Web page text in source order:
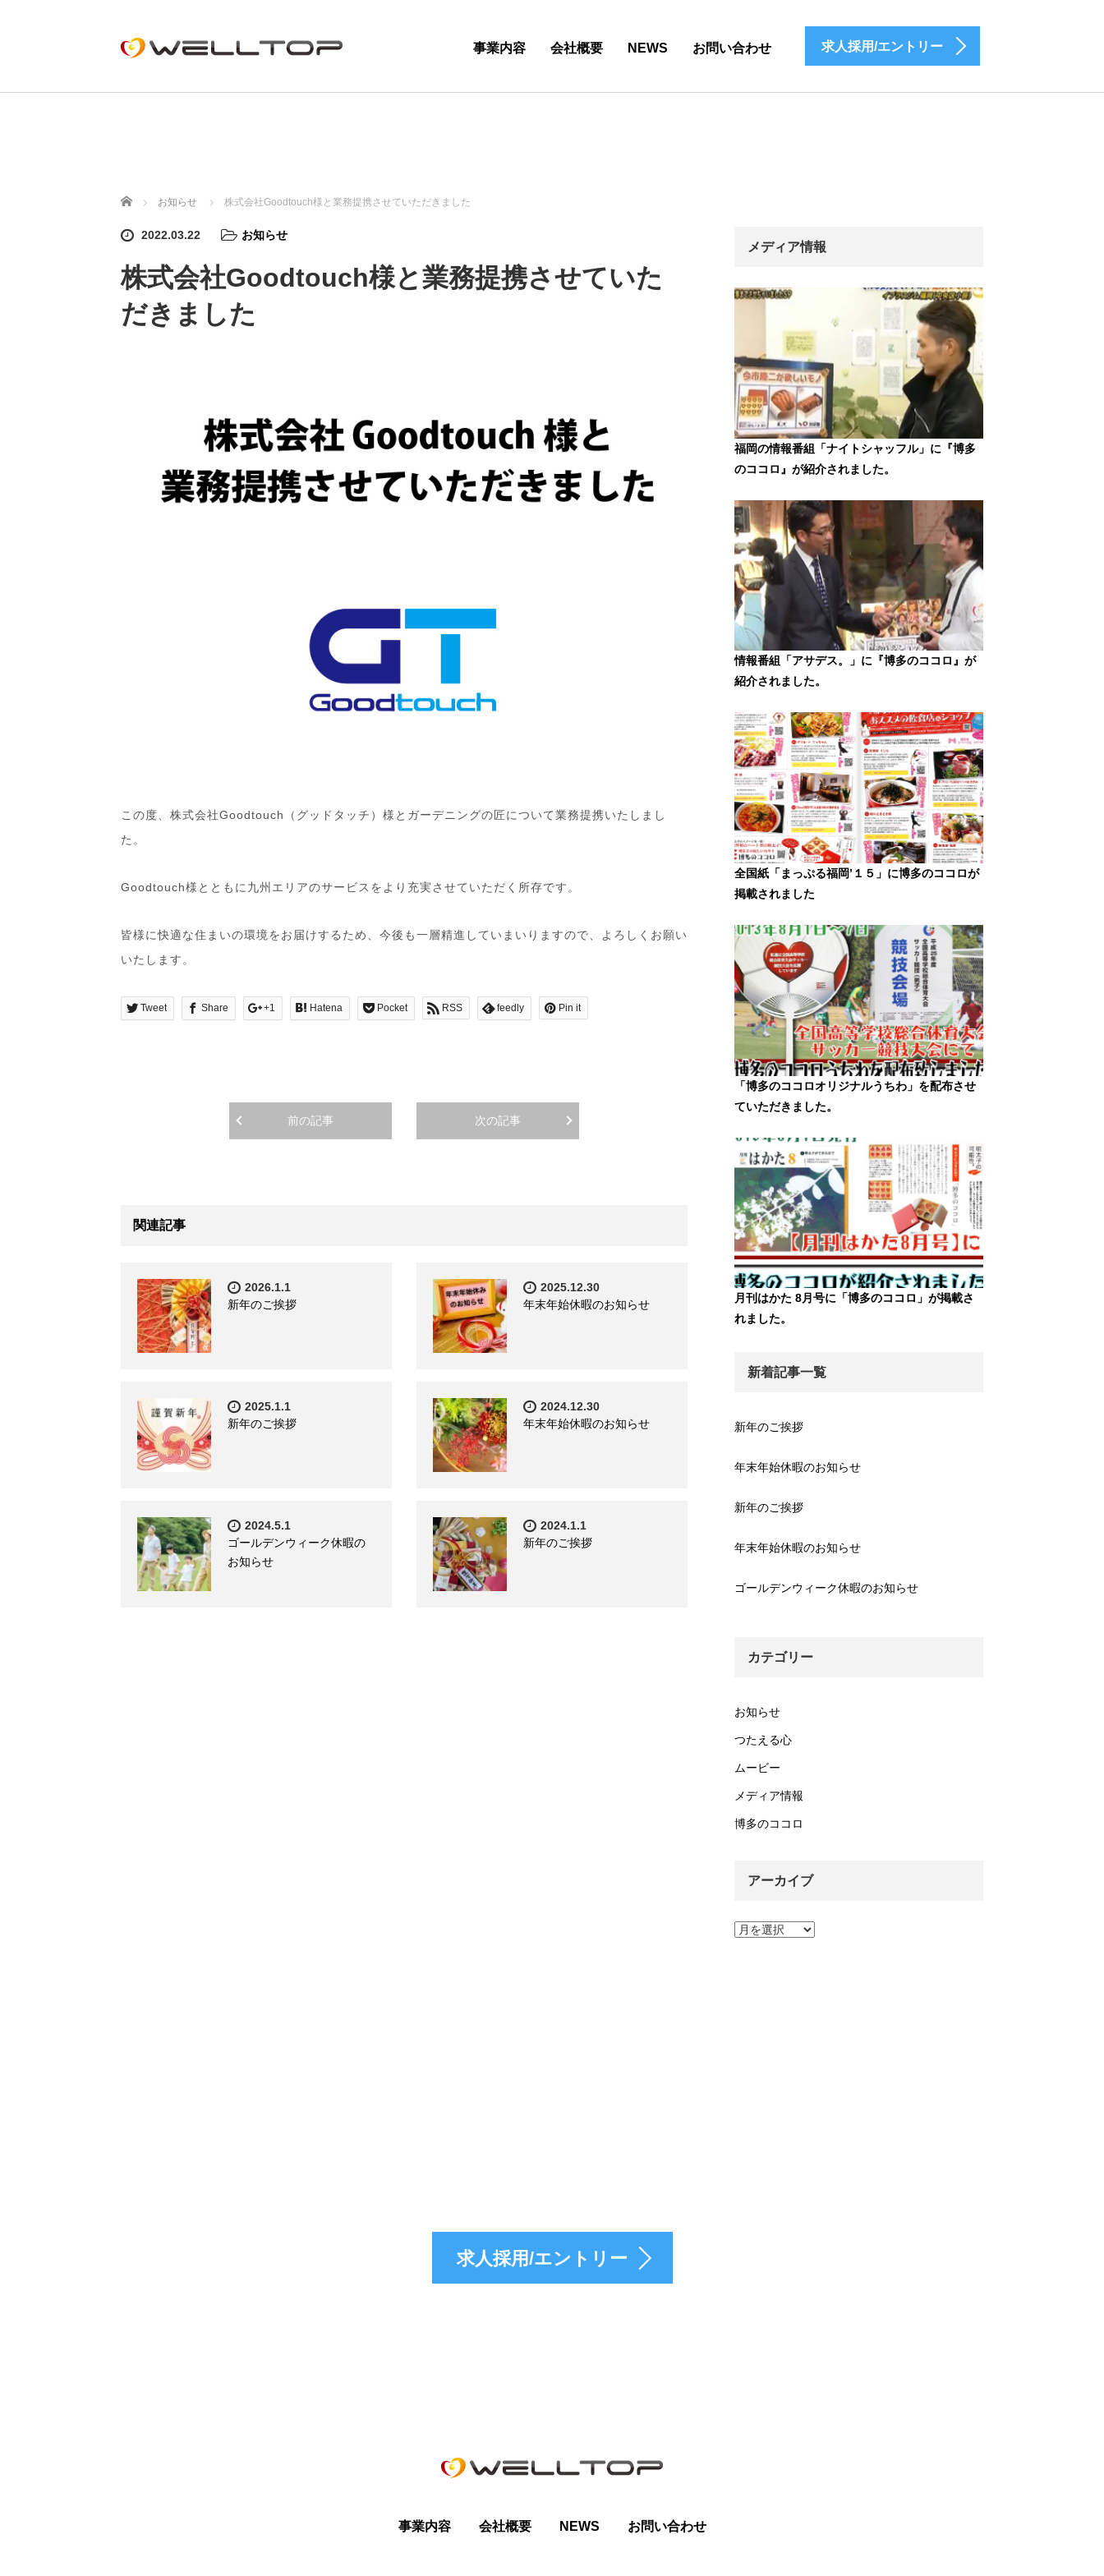
事業内容 会社概要 NEWS お問い合わせ 求人採用/エントリー
ホーム お知らせ 株式会社Goodtouch様と業務提携させていただきました
2022.03.22 お知らせ
株式会社Goodtouch様と業務提携させていた
だきました
この度、株式会社Goodtouch（グッドタッチ）様とガーデニングの匠について業務提携いたしまし
た。
Goodtouch様とともに九州エリアのサービスをより充実させていただく所存です。
皆様に快適な住まいの環境をお届けするため、今後も一層精進していまいりますので、よろしくお願い
いたします。
Tweet Share +1 Hatena Pocket RSS feedly Pin it
前の記事 次の記事
関連記事
2026.1.1
新年のご挨拶
2025.12.30
年末年始休暇のお知らせ
2025.1.1
新年のご挨拶
2024.12.30
年末年始休暇のお知らせ
2024.5.1
ゴールデンウィーク休暇の
お知らせ
2024.1.1
新年のご挨拶
メディア情報
福岡の情報番組「ナイトシャッフル」に『博多
のココロ』が紹介されました。
情報番組「アサデス。」に『博多のココロ』が
紹介されました。
全国紙「まっぷる福岡’１５」に博多のココロが
掲載されました
「博多のココロオリジナルうちわ」を配布させ
ていただきました。
月刊はかた 8月号に「博多のココロ」が掲載さ
れました。
新着記事一覧
新年のご挨拶
年末年始休暇のお知らせ
新年のご挨拶
年末年始休暇のお知らせ
ゴールデンウィーク休暇のお知らせ
カテゴリー
お知らせ
つたえる心
ムービー
メディア情報
博多のココロ
アーカイブ
求人採用/エントリー
事業内容 会社概要 NEWS お問い合わせ